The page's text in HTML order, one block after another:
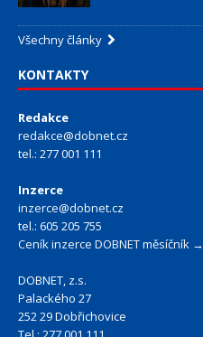
Všechny články
KONTAKTY
Redakce
redakce@dobnet.cz
tel.: 277 001 111
Inzerce
inzerce@dobnet.cz
tel.: 605 205 755
Ceník inzerce DOBNET měsíčník →
DOBNET, z.s.
Palackého 27
252 29 Dobřichovice